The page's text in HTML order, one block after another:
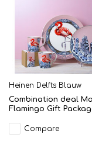
Heinen Delfts Blauw
Combination deal
Flamingo Gift
Compare